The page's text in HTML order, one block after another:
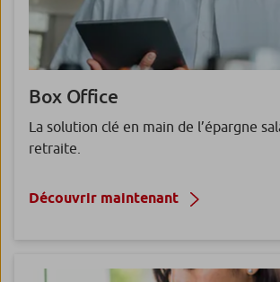
Box Office
La solution clé en main de l’épargne
retraite.
Découvrir maintenant